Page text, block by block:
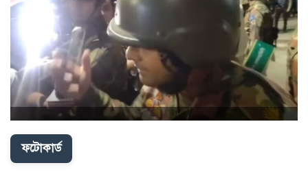
ফটোকার্ড